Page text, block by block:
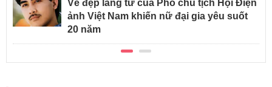
Vẻ đẹp lãng tử của Phó chủ tịch Hội Điện
ảnh Việt Nam khiến nữ đại gia yêu suốt
20 năm